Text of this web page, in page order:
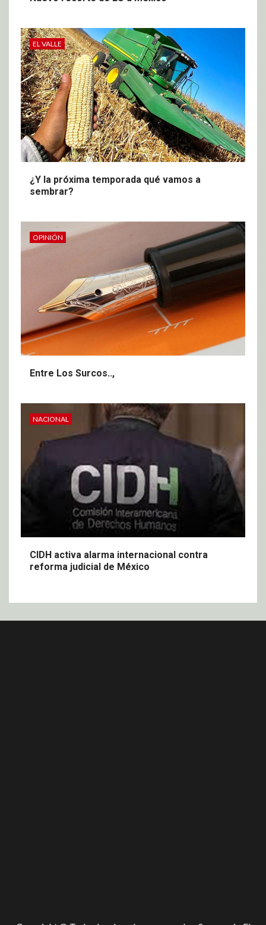
EL VALLE
¿Y la próxima temporada qué vamos a
sembrar?
OPINIÓN
Entre Los Surcos..,
NACIONAL
CIDH activa alarma internacional contra
reforma judicial de México